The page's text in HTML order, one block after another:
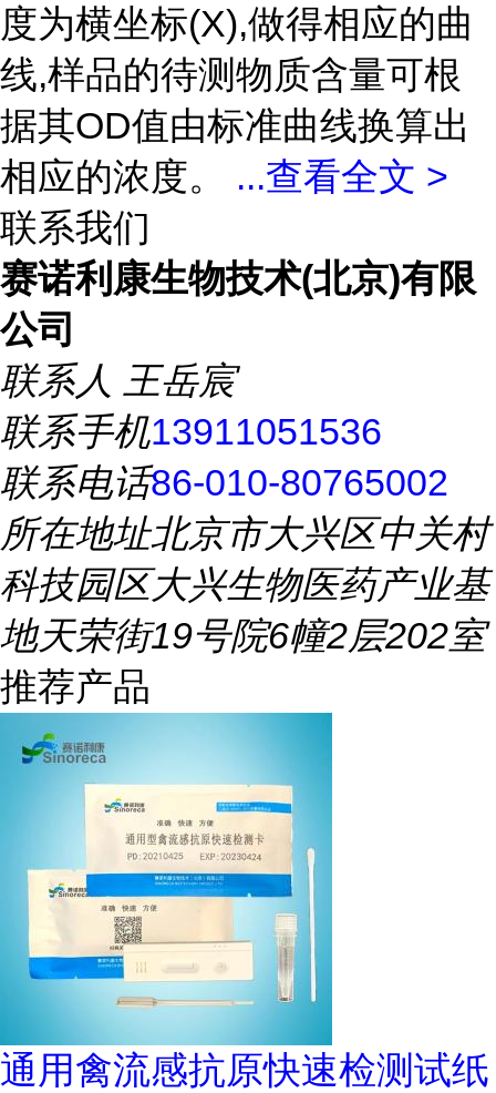
度为横坐标(X),做得相应的曲
线,样品的待测物质含量可根
据其OD值由标准曲线换算出
相应的浓度。 ...查看全文 >
联系我们
赛诺利康生物技术(北京)有限
公司
联系人 王岳宸
联系手机13911051536
联系电话86-010-80765002
所在地址北京市大兴区中关村
科技园区大兴生物医药产业基
地天荣街19号院6幢2层202室
推荐产品
通用禽流感抗原快速检测试纸